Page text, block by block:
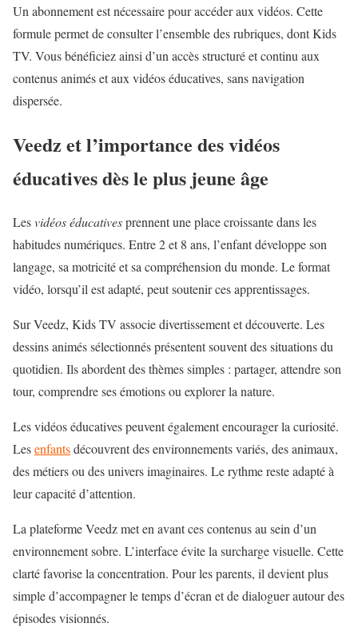
Un abonnement est nécessaire pour accéder aux vidéos. Cette
formule permet de consulter l’ensemble des rubriques, dont Kids
TV. Vous bénéficiez ainsi d’un accès structuré et continu aux
contenus animés et aux vidéos éducatives, sans navigation
dispersée.
Veedz et l’importance des vidéos
éducatives dès le plus jeune âge
Lesvidéos éducativesprennent une place croissante dans les
habitudes numériques. Entre 2 et 8 ans, l’enfant développe son
langage, sa motricité et sa compréhension du monde. Le format
vidéo, lorsqu’il est adapté, peut soutenir ces apprentissages.
Sur Veedz, Kids TV associe divertissement et découverte. Les
dessins animés sélectionnés présentent souvent des situations du
quotidien. Ils abordent des thèmes simples : partager, attendre son
tour, comprendre ses émotions ou explorer la nature.
Les vidéos éducatives peuvent également encourager la curiosité.
Lesenfantsdécouvrent des environnements variés, des animaux,
des métiers ou des univers imaginaires. Le rythme reste adapté à
leur capacité d’attention.
La plateforme Veedz met en avant ces contenus au sein d’un
environnement sobre. L’interface évite la surcharge visuelle. Cette
clarté favorise la concentration. Pour les parents, il devient plus
simple d’accompagner le temps d’écran et de dialoguer autour des
épisodes visionnés.